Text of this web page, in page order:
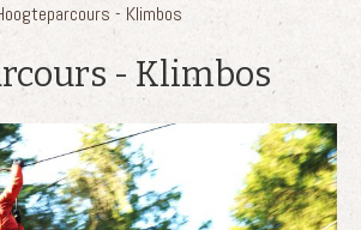
- Klimbos
- Klimbos